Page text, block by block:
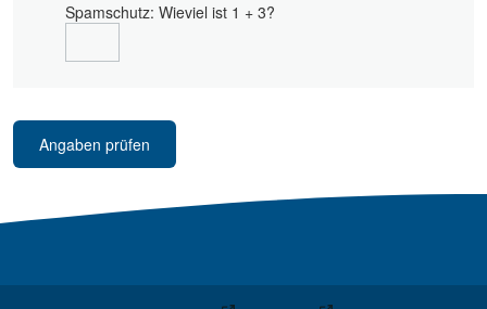
Spamschutz: Wieviel ist 1 + 3?